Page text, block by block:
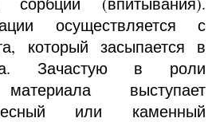
осуществляется с
который засыпается в
Зачастую в роли
выступает
или каменный